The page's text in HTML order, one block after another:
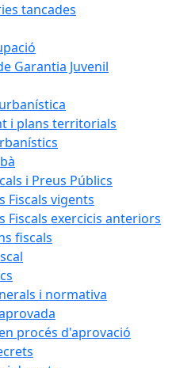
tancades
Garantia Juvenil
i plans territorials
i Preus Públics
Fiscals vigents
Fiscals exercicis anteriors
fiscals
i normativa
procés d'aprovació